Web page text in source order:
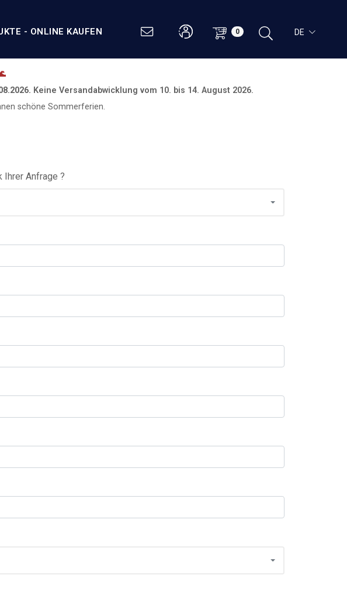
- ONLINE KAUFEN 0 DE
Keine Versandabwicklung vom 10. bis 14. August 2026.
schöne Sommerferien.
Ihrer Anfrage ?